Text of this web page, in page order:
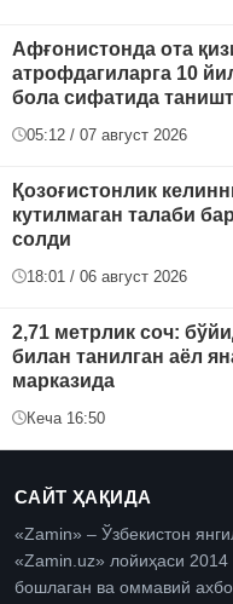
Афғонистонда ота
атрофдагиларга 10
бола сифатида
05:12 / 07 август 2026
Қозоғистонлик
кутилмаган талаби
солди
18:01 / 06 август 2026
2,71 метрлик соч:
билан танилган аёл
марказида
Кеча 16:50
САЙТ ҲАҚИДА
«Zamin» – Ўзбекистон
«Zamin.uz» лойиҳаси
бошлаган ва оммавий